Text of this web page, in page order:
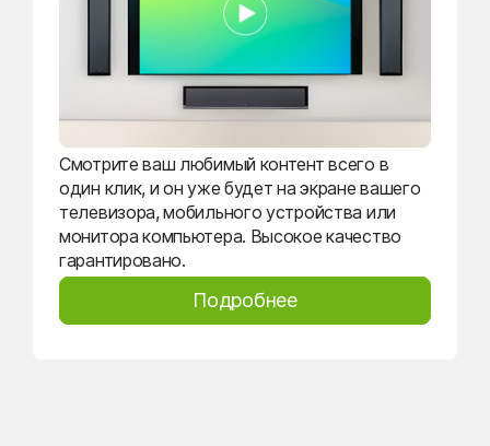
Смотрите ваш любимый контент всего в
один клик, и он уже будет на экране вашего
телевизора, мобильного устройства или
монитора компьютера. Высокое качество
гарантировано.
Подробнее